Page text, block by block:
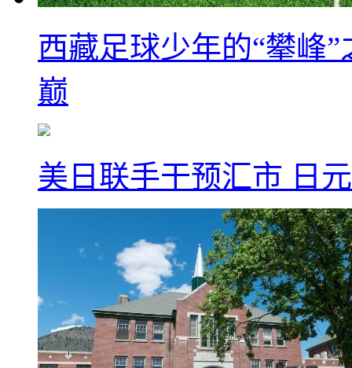
西藏足球少年的“攀峰
巅
美日联手干预汇市 日